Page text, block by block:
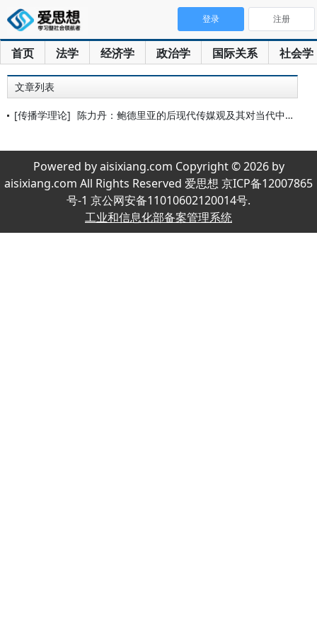
首页 法学 经济学 政治学 国际关系 社会学
登录 注册
文章列表
[传播学理论] 陈力丹：鲍德里亚的后现代传媒观及其对当代中国传媒的启示
Powered by aisixiang.com Copyright © 2026 by
aisixiang.com All Rights Reserved 爱思想 京ICP备12007865
号-1 京公网安备11010602120014号.
工业和信息化部备案管理系统